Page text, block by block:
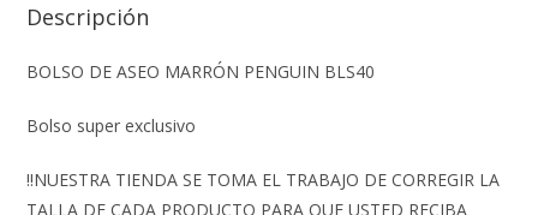
Descripción
BOLSO DE ASEO MARRÓN PENGUIN BLS40
Bolso super exclusivo
‼️NUESTRA TIENDA SE TOMA EL TRABAJO DE CORREGIR LA
TALLA DE CADA PRODUCTO PARA QUE USTED RECIBA